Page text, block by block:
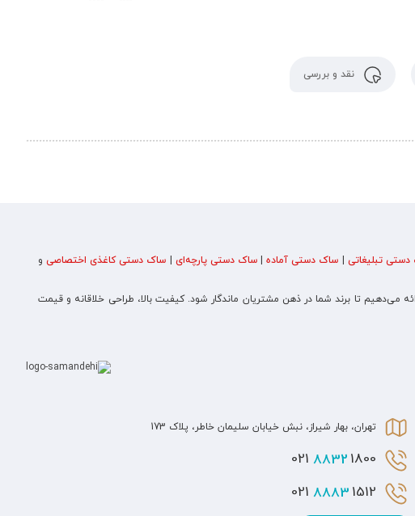
نقد و بررسی
تبلیغاتی ساک دستی آماده|ساک دستی پارچه‌ای ساک دستی کاغذی اختصاصیو
می‌دهیم تا برند شما در ذهن مشتریان ماندگار شود. کیفیت بالا، طراحی خلاقانه و قیمت
تهران، بهار شیراز، نبش خیابان سلیمان خاطر، پلاک 173
8832 1800 021
8883 1512 021